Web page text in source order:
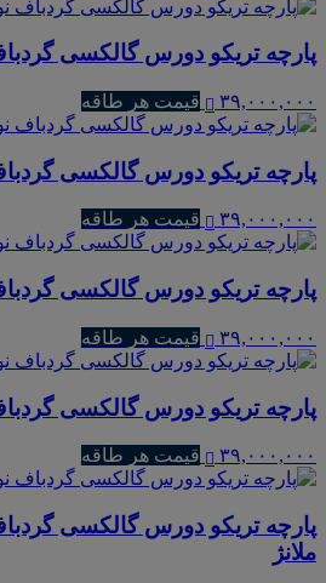
پارچه تریکو دورس گالکسی
۳۹,۰۰۰,۰۰۰ قیمت هر طاقه
پارچه تریکو دورس گالکسی
۳۹,۰۰۰,۰۰۰ قیمت هر طاقه
پارچه تریکو دورس گالکسی
۳۹,۰۰۰,۰۰۰ قیمت هر طاقه
پارچه تریکو دورس گالکسی
۳۹,۰۰۰,۰۰۰ قیمت هر طاقه
پارچه تریکو دورس گالکسی
ملانژ